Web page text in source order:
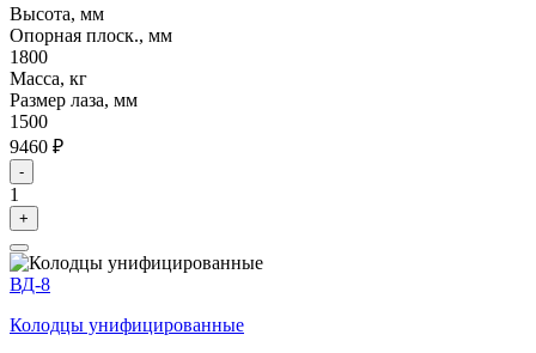
Высота, мм
Опорная плоск., мм
1800
Масса, кг
Размер лаза, мм
1500
9460 ₽
-
1
+
ВД-8
Колодцы унифицированные